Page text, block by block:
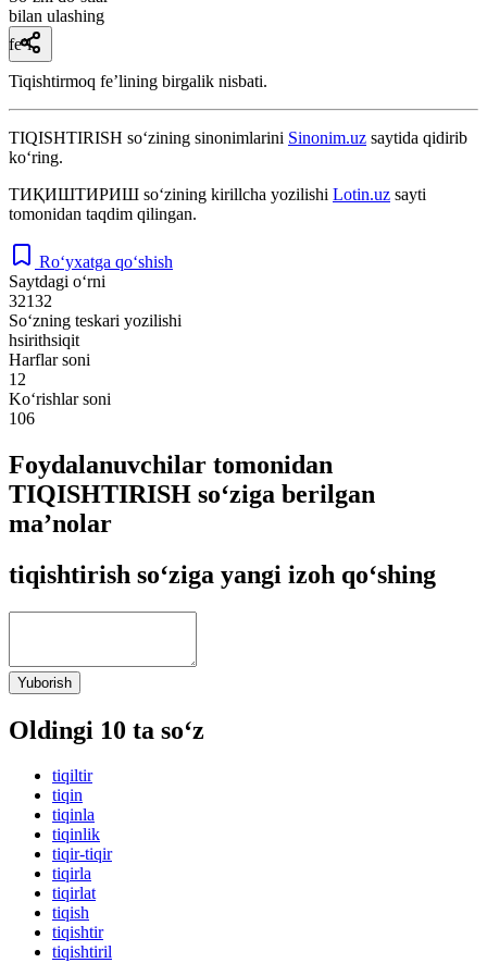
bilan ulashing
fe’l
Tiqishtirmoq feʼlining birgalik nisbati.
TIQISHTIRISH so‘zining sinonimlarini Sinonim.uz saytida qidirib
ko‘ring.
ТИҚИШТИРИШ so‘zining kirillcha yozilishi Lotin.uz sayti
tomonidan taqdim qilingan.
Ro‘yxatga qo‘shish
Saytdagi o‘rni
32132
So‘zning teskari yozilishi
hsirithsiqit
Harflar soni
12
Ko‘rishlar soni
106
Foydalanuvchilar tomonidan
TIQISHTIRISH so‘ziga berilgan
ma’nolar
tiqishtirish so‘ziga yangi izoh qo‘shing
Yuborish
Oldingi 10 ta so‘z
tiqiltir
tiqin
tiqinla
tiqinlik
tiqir-tiqir
tiqirla
tiqirlat
tiqish
tiqishtir
tiqishtiril